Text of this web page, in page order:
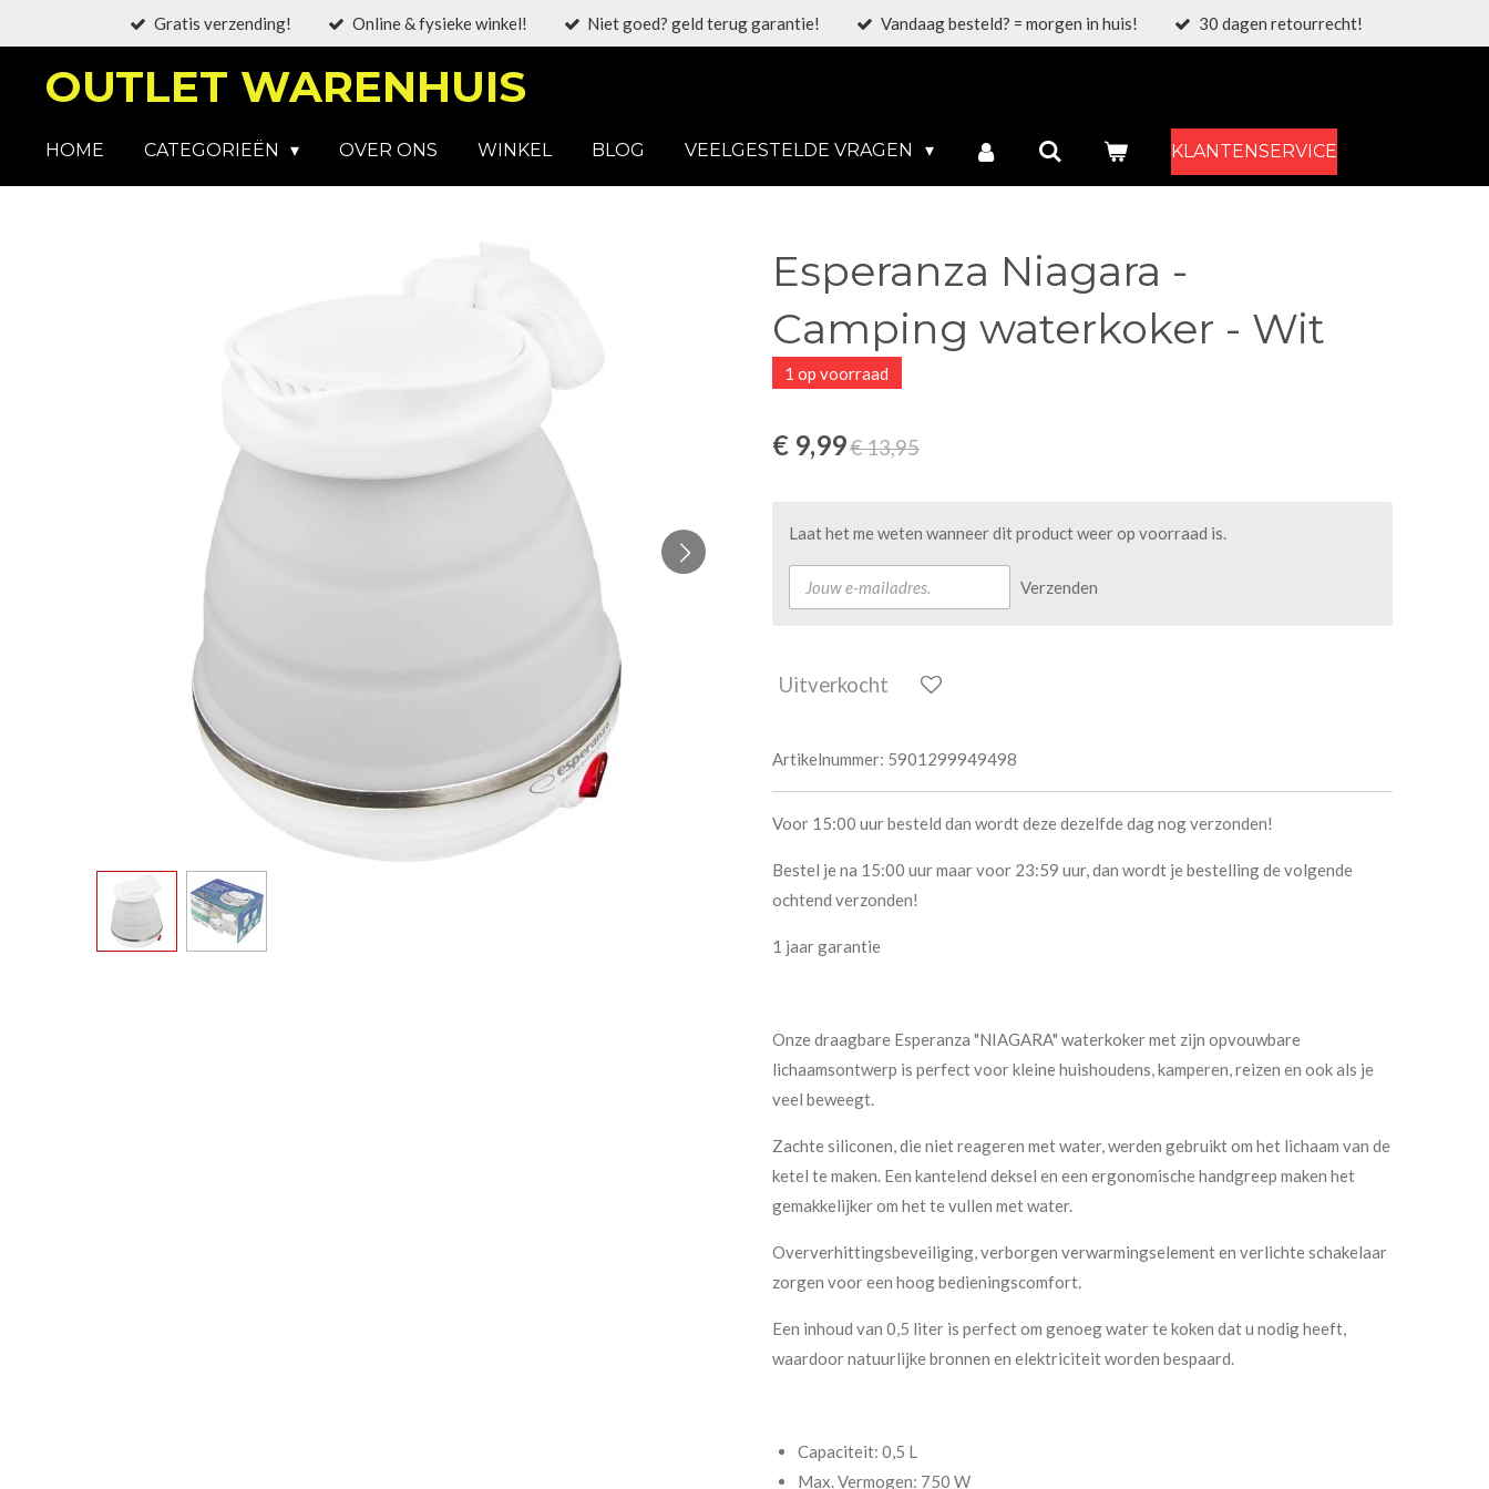
hoofdinhoud
Gratis verzending! Online & fysieke winkel! Niet goed? geld terug garantie! Vandaag besteld? = morgen in huis! 30 dagen retourrecht!
OUTLET WARENHUIS
HOME CATEGORIEËN OVER ONS WINKEL BLOG VEELGESTELDE VRAGEN KLANTENSERVICE
Esperanza Niagara -
Camping waterkoker - Wit
1 op voorraad
€ 9,99€ 13,95
Laat het me weten wanneer dit product weer op voorraad is.
Verzenden
Uitverkocht
Artikelnummer: 5901299949498
Voor 15:00 uur besteld dan wordt deze dezelfde dag nog verzonden!
Bestel je na 15:00 uur maar voor 23:59 uur, dan wordt je bestelling de volgende
ochtend verzonden!
1 jaar garantie
Onze draagbare Esperanza "NIAGARA" waterkoker met zijn opvouwbare
lichaamsontwerp is perfect voor kleine huishoudens, kamperen, reizen en ook als je
veel beweegt.
Zachte siliconen, die niet reageren met water, werden gebruikt om het lichaam van de
ketel te maken. Een kantelend deksel en een ergonomische handgreep maken het
gemakkelijker om het te vullen met water.
Oververhittingsbeveiliging, verborgen verwarmingselement en verlichte schakelaar
zorgen voor een hoog bedieningscomfort.
Een inhoud van 0,5 liter is perfect om genoeg water te koken dat u nodig heeft,
waardoor natuurlijke bronnen en elektriciteit worden bespaard.
Capaciteit: 0,5 L
Max. Vermogen: 750 W